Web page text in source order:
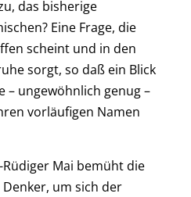
das bisherige
Eine Frage, die
scheint und in den
sorgt, so daß ein Blick
– ungewöhnlich genug –
vorläufigen Namen
Mai bemüht die
um sich der